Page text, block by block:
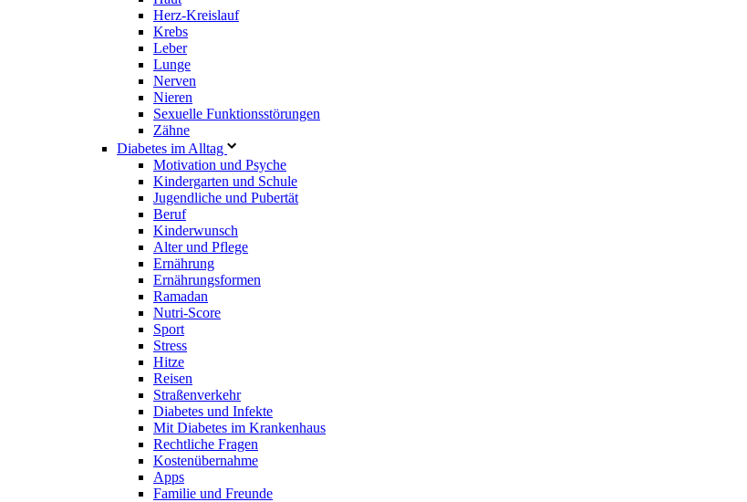
Herz-Kreislauf
Krebs
Leber
Lunge
Nerven
Nieren
Sexuelle Funktionsstörungen
Zähne
Diabetes im Alltag
Motivation und Psyche
Kindergarten und Schule
Jugendliche und Pubertät
Beruf
Kinderwunsch
Alter und Pflege
Ernährung
Ernährungsformen
Ramadan
Nutri-Score
Sport
Stress
Hitze
Reisen
Straßenverkehr
Diabetes und Infekte
Mit Diabetes im Krankenhaus
Rechtliche Fragen
Kostenübernahme
Apps
Familie und Freunde